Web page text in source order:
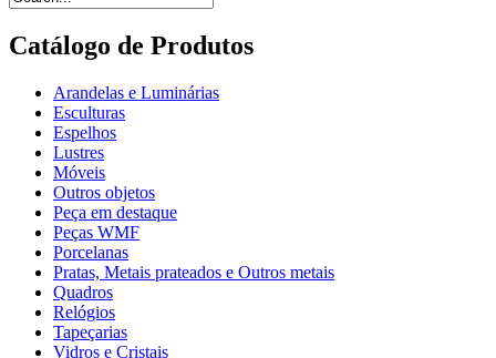
Catálogo de Produtos
Arandelas e Luminárias
Esculturas
Espelhos
Lustres
Móveis
Outros objetos
Peça em destaque
Peças WMF
Porcelanas
Pratas, Metais prateados e Outros metais
Quadros
Relógios
Tapeçarias
Vidros e Cristais